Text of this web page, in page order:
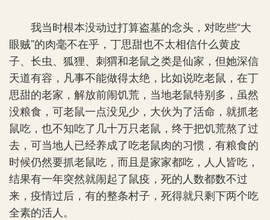
我当时根本没动过打算盗墓的念头，对吃些“大
眼贼”的肉毫不在乎，丁思甜也不太相信什么黄皮
子、长虫、狐狸、刺猬和老鼠之类是仙家，但她深信
天道有容，凡事不能做得太绝，比如说吃老鼠，在丁
思甜的老家，解放前闹饥荒，当地老鼠特别多，虽然
没粮食，可老鼠一点没见少，大伙为了活命，就抓老
鼠吃，也不知吃了几十万只老鼠，终于把饥荒熬了过
去，可当地人已经养成了吃老鼠肉的习惯，有粮食的
时候仍然要抓老鼠吃，而且是家家都吃，人人皆吃，
结果有一年突然就闹起了鼠疫，死的人数都数不过
来，疫情过后，有的整条村子，死得就只剩下两个吃
全素的活人。